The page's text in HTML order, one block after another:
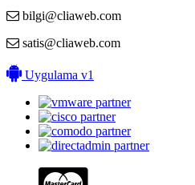
bilgi@cliaweb.com
satis@cliaweb.com
Uygulama v1